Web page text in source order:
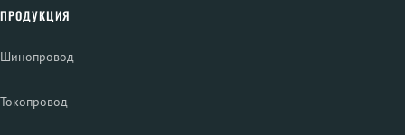
ПРОДУКЦИЯ
Шинопровод
Токопровод